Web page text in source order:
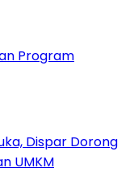
Program
Dispar Dorong
UMKM